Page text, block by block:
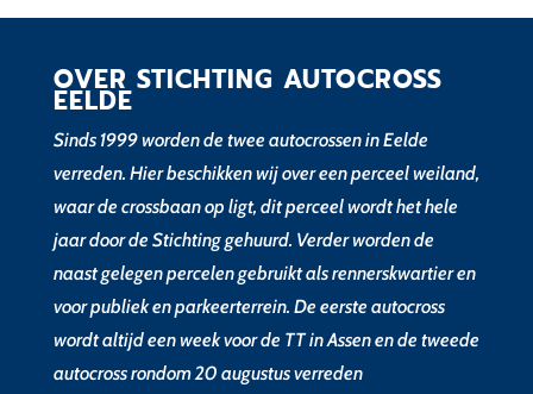
OVER STICHTING AUTOCROSS
EELDE
Sinds 1999 worden de twee autocrossen in Eelde
verreden. Hier beschikken wij over een perceel weiland,
waar de crossbaan op ligt, dit perceel wordt het hele
jaar door de Stichting gehuurd. Verder worden de
naast gelegen percelen gebruikt als rennerskwartier en
voor publiek en parkeerterrein. De eerste autocross
wordt altijd een week voor de TT in Assen en de tweede
autocross rondom 20 augustus verreden